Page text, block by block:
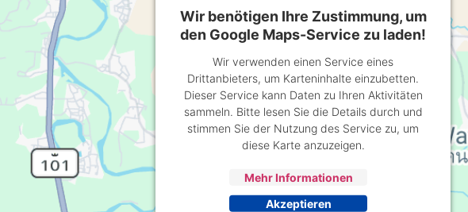
Wir benötigen Ihre Zustimmung, um
den Google Maps-Service zu laden!
Wir verwenden einen Service eines
Drittanbieters, um Karteninhalte einzubetten.
Dieser Service kann Daten zu Ihren Aktivitäten
sammeln. Bitte lesen Sie die Details durch und
stimmen Sie der Nutzung des Service zu, um
diese Karte anzuzeigen.
Mehr Informationen
Akzeptieren